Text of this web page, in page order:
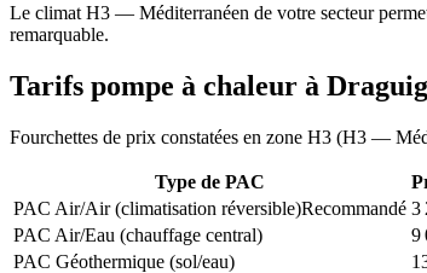
Le climat H3 — Méditerranéen de votre secteur
remarquable.
Tarifs pompe à chaleur à
Fourchettes de prix constatées en zone H3 (H3 —
Type de PAC
PAC Air/Air (climatisation réversible)Recommandé 3
PAC Air/Eau (chauffage central)
9
PAC Géothermique (sol/eau)